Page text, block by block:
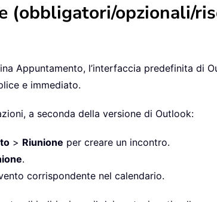
opzionali/
Appuntamento, l’interfaccia predefinita di
e immediato.
a seconda della versione di Outlook:
> Riunione per creare un incontro.
.
corrispondente nel calendario.